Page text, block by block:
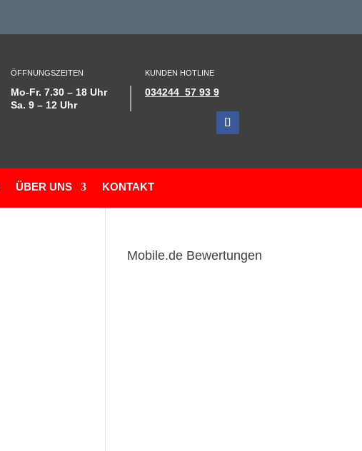
ÖFFNUNGSZEITEN
Mo-Fr. 7.30 – 18 Uhr
Sa. 9 – 12 Uhr
KUNDEN HOTLINE
034244 57 93 9
ÜBER UNS KONTAKT
Mobile.de Bewertungen